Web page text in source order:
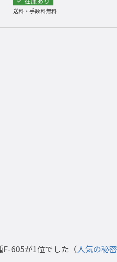
送料・手数料無料
605が1位でした（人気の秘密